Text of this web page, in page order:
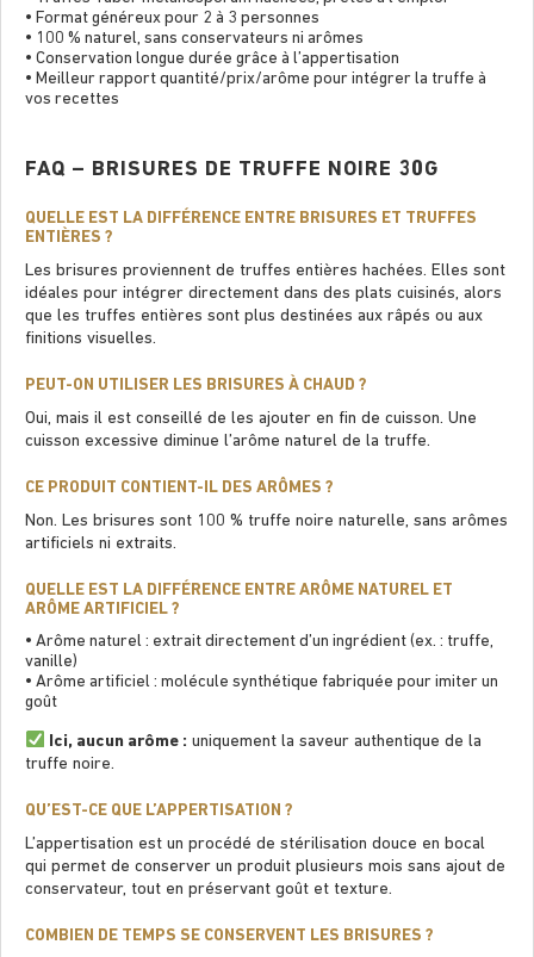
• Format généreux pour 2 à 3 personnes
• 100 % naturel, sans conservateurs ni arômes
• Conservation longue durée grâce à l’appertisation
• Meilleur rapport quantité/prix/arôme pour intégrer la truffe à
vos recettes
FAQ – BRISURES DE TRUFFE NOIRE 30G
QUELLE EST LA DIFFÉRENCE ENTRE BRISURES ET TRUFFES
ENTIÈRES ?
Les brisures proviennent de truffes entières hachées. Elles sont
idéales pour intégrer directement dans des plats cuisinés, alors
que les truffes entières sont plus destinées aux râpés ou aux
ﬁnitions visuelles.
PEUT-ON UTILISER LES BRISURES À CHAUD ?
Oui, mais il est conseillé de les ajouter en ﬁn de cuisson. Une
cuisson excessive diminue l’arôme naturel de la truffe.
CE PRODUIT CONTIENT-IL DES ARÔMES ?
Non. Les brisures sont 100 % truffe noire naturelle, sans arômes
artiﬁciels ni extraits.
QUELLE EST LA DIFFÉRENCE ENTRE ARÔME NATUREL ET
ARÔME ARTIFICIEL ?
• Arôme naturel : extrait directement d’un ingrédient (ex. : truffe,
vanille)
• Arôme artiﬁciel : molécule synthétique fabriquée pour imiter un
goût
Ici, aucun arôme : uniquement la saveur authentique de la
truffe noire.
QU’EST-CE QUE L’APPERTISATION ?
L’appertisation est un procédé de stérilisation douce en bocal
qui permet de conserver un produit plusieurs mois sans ajout de
conservateur, tout en préservant goût et texture.
COMBIEN DE TEMPS SE CONSERVENT LES BRISURES ?